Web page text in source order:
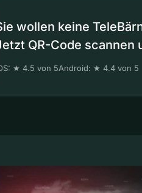
wollen keine
QR-Code scannen
★ 4.5 von 5Android: ★ 4.4 von 5